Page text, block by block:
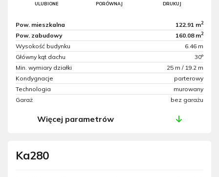
Ka280
ULUBIONE PORÓWNAJ DRUKUJ
Pow. mieszkalna 122.91 m2
Pow. zabudowy 160.08 m2
Wysokość budynku
6.46 m
Główny kąt dachu
30°
Min. wymiary działki
25 m / 19.2 m
Kondygnacje
parterowy
Technologia
murowany
Garaż
bez garażu
Więcej parametrów